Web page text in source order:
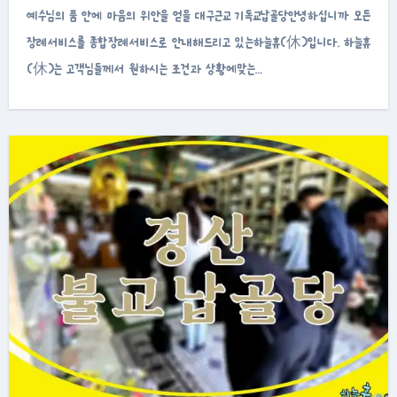
예수님의 품 안에 마음의 위안을 얻을 대구근교 기독교납골당안녕하십니까 모든
장례서비스를 종합장례서비스로 안내해드리고 있는하늘휴(休)입니다. 하늘휴
(休)는 고객님들께서 원하시는 조건과 상황에맞는…